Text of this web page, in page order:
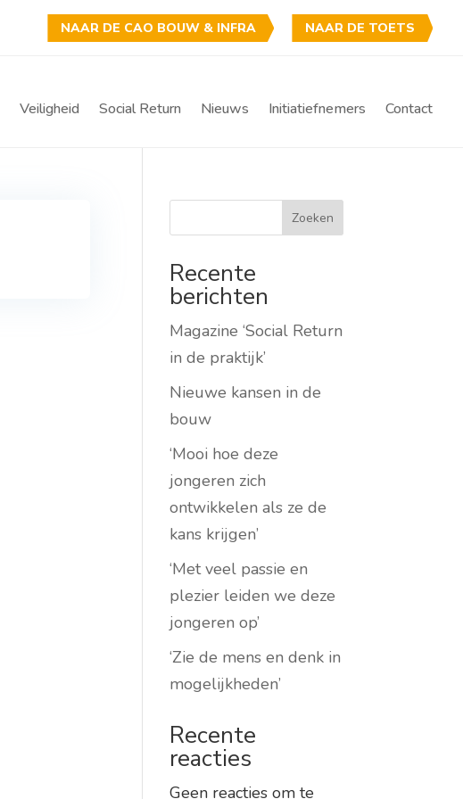
NAAR DE CAO BOUW & INFRA NAAR DE TOETS
Veiligheid Social Return Nieuws Initiatiefnemers Contact
Zoeken
Recente
berichten
Magazine ‘Social Return
in de praktijk’
Nieuwe kansen in de
bouw
‘Mooi hoe deze
jongeren zich
ontwikkelen als ze de
kans krijgen’
‘Met veel passie en
plezier leiden we deze
jongeren op’
‘Zie de mens en denk in
mogelijkheden’
Recente
reacties
Geen reacties om te